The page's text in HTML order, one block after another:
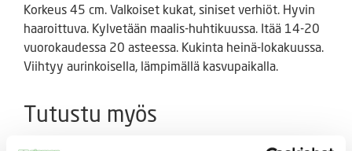
Korkeus 45 cm. Valkoiset kukat, siniset verhiöt. Hyvin
haaroittuva. Kylvetään maalis-huhtikuussa. Itää 14-20
vuorokaudessa 20 asteessa. Kukinta heinä-lokakuussa.
Viihtyy aurinkoisella, lämpimällä kasvupaikalla.
Tutustu myös